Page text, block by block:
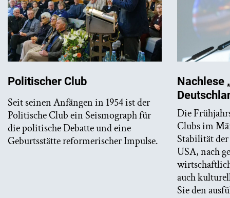
Politischer Club
Seit seinen Anfängen in 1954 ist der
Politische Club ein Seismograph für
die politische Debatte und eine
Geburtsstätte reformerischer Impulse.
Nachlese
Die
Clubs im
Stabilität der
USA, nach
auch
Sie den